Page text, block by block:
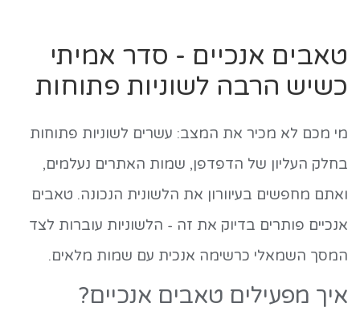
טאבים אנכיים - סדר אמיתי
כשיש הרבה לשוניות פתוחות
מי מכם לא מכיר את המצב: עשרים לשוניות פתוחות
בחלק העליון של הדפדפן, שמות האתרים נעלמים,
ואתם מחפשים בעיוורון את הלשונית הנכונה. טאבים
אנכיים פותרים בדיוק את זה - הלשוניות עוברות לצד
המסך השמאלי כרשימה אנכית עם שמות מלאים.
איך מפעילים טאבים אנכיים?